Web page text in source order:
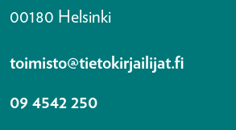
00180 Helsinki
toimisto@tietokirjailijat.fi
09 4542 250